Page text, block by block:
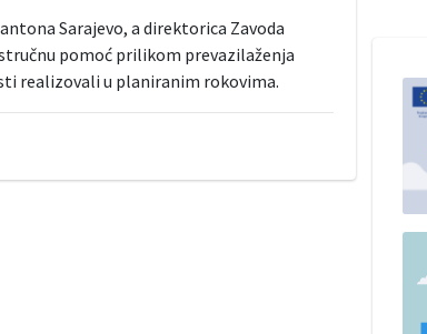
Sarajevo, a direktorica Zavoda
pomoć prilikom prevazilaženja
realizovali u planiranim rokovima.